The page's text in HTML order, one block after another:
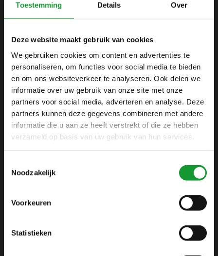
Toestemming Details Over
Deze website maakt gebruik van cookies
We gebruiken cookies om content en advertenties te
personaliseren, om functies voor social media te bieden
en om ons websiteverkeer te analyseren. Ook delen we
informatie over uw gebruik van onze site met onze
partners voor social media, adverteren en analyse. Deze
partners kunnen deze gegevens combineren met andere
informatie die u aan ze heeft verstrekt of die ze hebben
verzameld op basis van uw gebruik van hun services.
Noodzakelijk
Voorkeuren
Statistieken
SHIRTSUPPLIER.NL
Webshop voor mannen
Zijlijnstraat 24
1433 DC
+31 6 42 52 32 80
+31 6 42 52 32 80